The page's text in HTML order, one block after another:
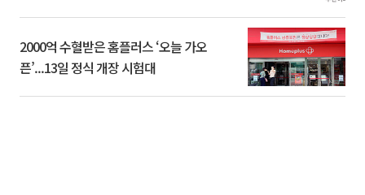
2000억 수혈받은 홈플러스 ‘오늘 가오
픈’...13일 정식 개장 시험대